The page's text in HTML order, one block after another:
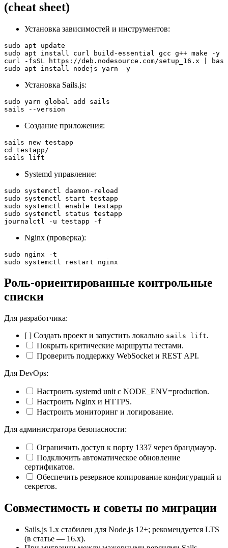
(cheat sheet)
Установка зависимостей и инструментов:
sudo apt update
sudo apt install curl build-essential gcc g++ make -y
curl -fsSL https://deb.nodesource.com/setup_16.x |
sudo apt install nodejs yarn -y
Установка Sails.js:
sudo yarn global add sails
sails --version
Создание приложения:
sails new testapp
cd testapp/
sails lift
Systemd управление:
sudo systemctl daemon-reload
sudo systemctl start testapp
sudo systemctl enable testapp
sudo systemctl status testapp
journalctl -u testapp -f
Nginx (проверка):
sudo nginx -t
sudo systemctl restart nginx
Роль‑ориентированные контрольные
списки
Для разработчика:
[ ] Создать проект и запустить локально sails lift.
Покрыть критические маршруты тестами.
Проверить поддержку WebSocket и REST API.
Для DevOps:
Настроить systemd unit с NODE_ENV=production.
Настроить Nginx и HTTPS.
Настроить мониторинг и логирование.
Для администратора безопасности:
Ограничить доступ к порту 1337 через брандмауэр.
Подключить автоматическое обновление
сертификатов.
Обеспечить резервное копирование конфигураций и
секретов.
Совместимость и советы по миграции
Sails.js 1.x стабилен для Node.js 12+; рекомендуется LTS
(в статье — 16.x).